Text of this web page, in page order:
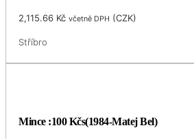
2,115.66 Kč včetně DPH (CZK)
Stříbro
Mince :100 Kčs(1984-Matej Bel)